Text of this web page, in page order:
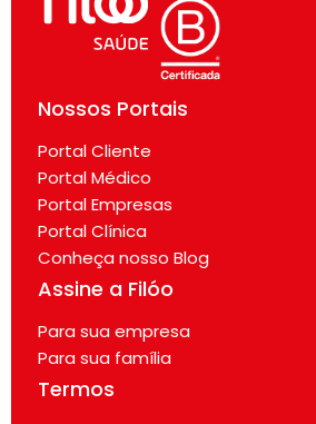
Nossos Portais
Portal Cliente
Portal Médico
Portal Empresas
Portal Clínica
Conheça nosso Blog
Assine a Filóo
Para sua empresa
Para sua família
Termos